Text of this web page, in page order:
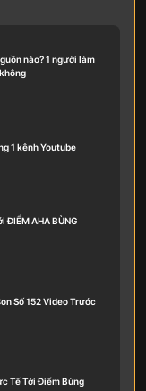
nào? 1 người làm
1 kênh Youtube
ĐIỂM AHA BÙNG
Số 152 Video Trước
Tế Tới Điểm Bùng